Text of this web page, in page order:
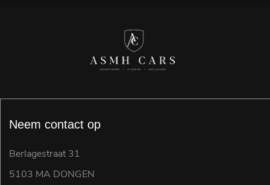
Neem contact op
Berlagestraat 31
5103 MA DONGEN